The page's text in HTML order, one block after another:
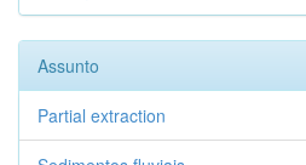
Assunto
Partial extraction